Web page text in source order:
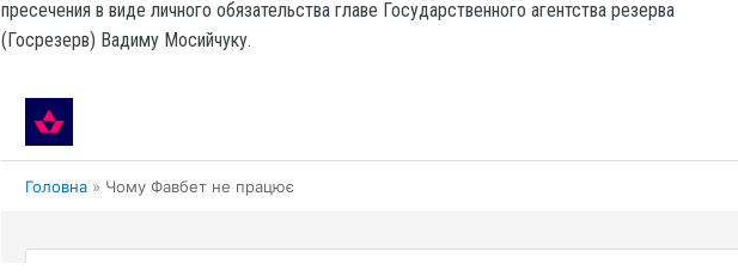
пресечения в виде личного обязательства главе Государственного агентства резерва
(Госрезерв) Вадиму Мосийчуку.